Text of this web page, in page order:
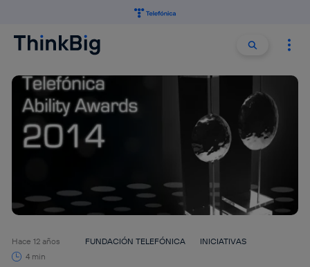
Buscar
Hace 12 años FUNDACIÓN TELEFÓNICA
INICIATIVAS
4 min